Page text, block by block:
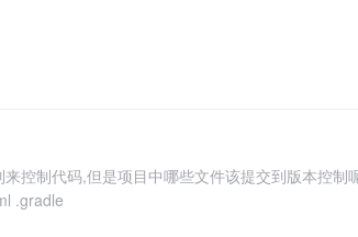
控制代码,但是项目中哪些文件该提交到版本控
.gradle